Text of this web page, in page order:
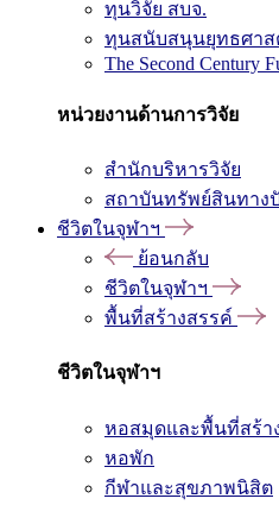
ทุนวิจัย สบจ.
ทุนสนับสนุนยุทธศาส
The Second Century
หน่วยงานด้านการวิจัย
สำนักบริหารวิจัย
สถาบันทรัพย์สินทาง
ชีวิตในจุฬาฯ
ย้อนกลับ
ชีวิตในจุฬาฯ
พื้นที่สร้างสรรค์
ชีวิตในจุฬาฯ
หอสมุดและพื้นที่สร้า
หอพัก
กีฬาและสุขภาพนิสิต